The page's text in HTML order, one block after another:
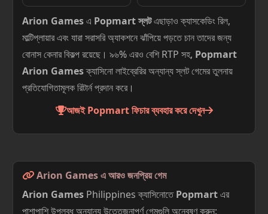
Arion Gamesএ Popmart স্লটএছাড়াও ক্যাসকেডিং রিল,
মাল্টিপ্লায়ার এবং যারা সরাসরি অ্যাকশনে ঝাঁপিয়ে পড়তে চান তাদের জন্য
বোনাস কেনার বিকল্প রয়েছে। ৯৬% এরও বেশি RTP সহ, Popmart
Arion Gamesক্যাসিনো লাইব্রেরির অন্যান্য স্লট গেমের তুলনায়
প্রতিযোগিতামূলক রিটার্ন প্রদান করে।
আজই Popmart ফিচার ব্যবহার করে দেখুন
Arion Games এ আরও জনপ্রিয় গেম
Arion Games Philippines ক্যাসিনোতেPopmartএর
পাশাপাশি উপলব্ধ অন্যান্য উত্তেজনাপূর্ণ গেমগুলি অন্বেষণ করুন: